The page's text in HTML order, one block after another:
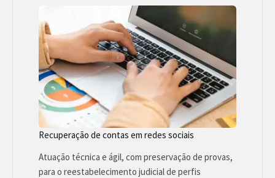
Recuperação de contas em redes sociais
Atuação técnica e ágil, com preservação de provas,
para o reestabelecimento judicial de perfis